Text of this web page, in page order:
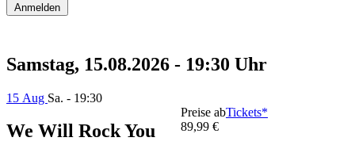
Anmelden
Samstag, 15.08.2026 - 19:30 Uhr
15 Aug Sa. - 19:30
We Will Rock You
Preise ab
89,99 €
Tickets*